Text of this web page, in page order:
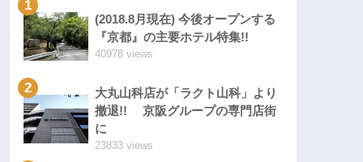
1
(2018.8月現在) 今後オープンする
『京都』の主要ホテル特集!!
40978 views
2
大丸山科店が「ラクト山科」より
撤退!! 京阪グループの専門店街
に
23833 views